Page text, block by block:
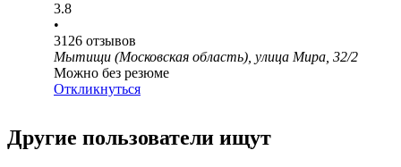
3.8
•
3126 отзывов
Мытищи (Московская область), улица Мира, 32/2
Можно без резюме
Откликнуться
Другие пользователи ищут